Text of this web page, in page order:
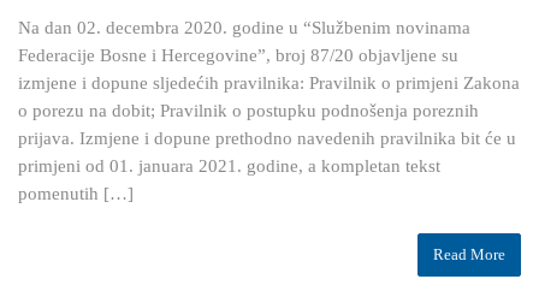
Na dan 02. decembra 2020. godine u “Službenim novinama
Federacije Bosne i Hercegovine”, broj 87/20 objavljene su
izmjene i dopune sljedećih pravilnika: Pravilnik o primjeni Zakona
o porezu na dobit; Pravilnik o postupku podnošenja poreznih
prijava. Izmjene i dopune prethodno navedenih pravilnika bit će u
primjeni od 01. januara 2021. godine, a kompletan tekst
pomenutih […]
Read More